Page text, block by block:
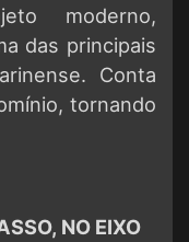
moderno,
das principais
Conta
tornando
NO EIXO